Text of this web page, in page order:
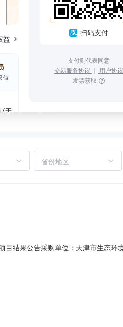
益
扫码支付
支付则代表同意
交易服务协议 ｜ 用户协议
发票获取
省份地区
结果公告采购单位：天津市生态环
具，所有参与供应商进入评审。中